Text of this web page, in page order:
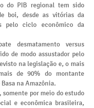
do PIB regional tem sido
boi, desde as vitórias da
pelo ciclo econômico da
desmatamento versus
de modo assustador pelo
na legislação e, o mais
de 90% do montante
na Amazônia.
por meio do estudo
e econômica brasileira,